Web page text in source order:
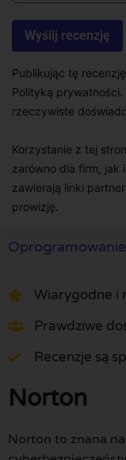
Publikując tę
Polityką
rzeczywiste
Korzystanie z tej
zarówno dla firm, jak
zawierają linki
prowizję.
Oprogramowanie
Wiarygodne i
Prawdziwe
Recenzje są
Norton
Norton to znana